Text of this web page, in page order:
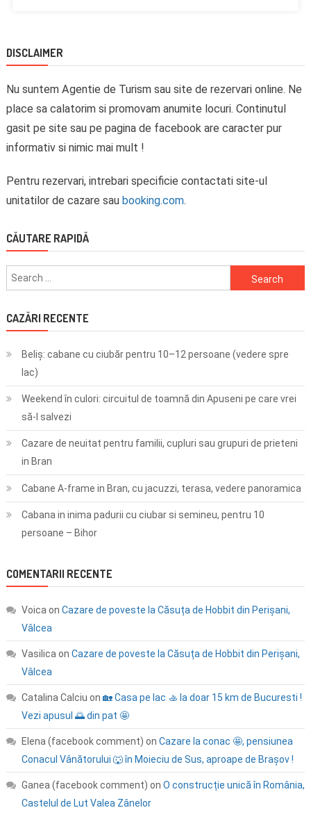
DISCLAIMER
Nu suntem Agentie de Turism sau site de rezervari online. Ne
place sa calatorim si promovam anumite locuri. Continutul
gasit pe site sau pe pagina de facebook are caracter pur
informativ si nimic mai mult !
Pentru rezervari, intrebari specificie contactati site-ul
unitatilor de cazare sau booking.com.
CĂUTARE RAPIDĂ
Search
for:
CAZĂRI RECENTE
Beliș: cabane cu ciubăr pentru 10–12 persoane (vedere spre
lac)
Weekend în culori: circuitul de toamnă din Apuseni pe care vrei
să-l salvezi
Cazare de neuitat pentru familii, cupluri sau grupuri de prieteni
in Bran
Cabane A-frame in Bran, cu jacuzzi, terasa, vedere panoramica
Cabana in inima padurii cu ciubar si semineu, pentru 10
persoane – Bihor
COMENTARII RECENTE
Voicaon Cazare de poveste la Căsuța de Hobbit din Perișani,
Vâlcea
Vasilicaon Cazare de poveste la Căsuța de Hobbit din Perișani,
Vâlcea
Catalina Calciu on 🏡 Casa pe lac 🚣 la doar 15 km de Bucuresti !
Vezi apusul 🌅 din pat 🤩
Elena (facebook comment) on Cazare la conac 🤩, pensiunea
Conacul Vânătorului 🐺 în Moieciu de Sus, aproape de Brașov !
Ganea (facebook comment) on O construcție unică în România,
Castelul de Lut Valea Zânelor